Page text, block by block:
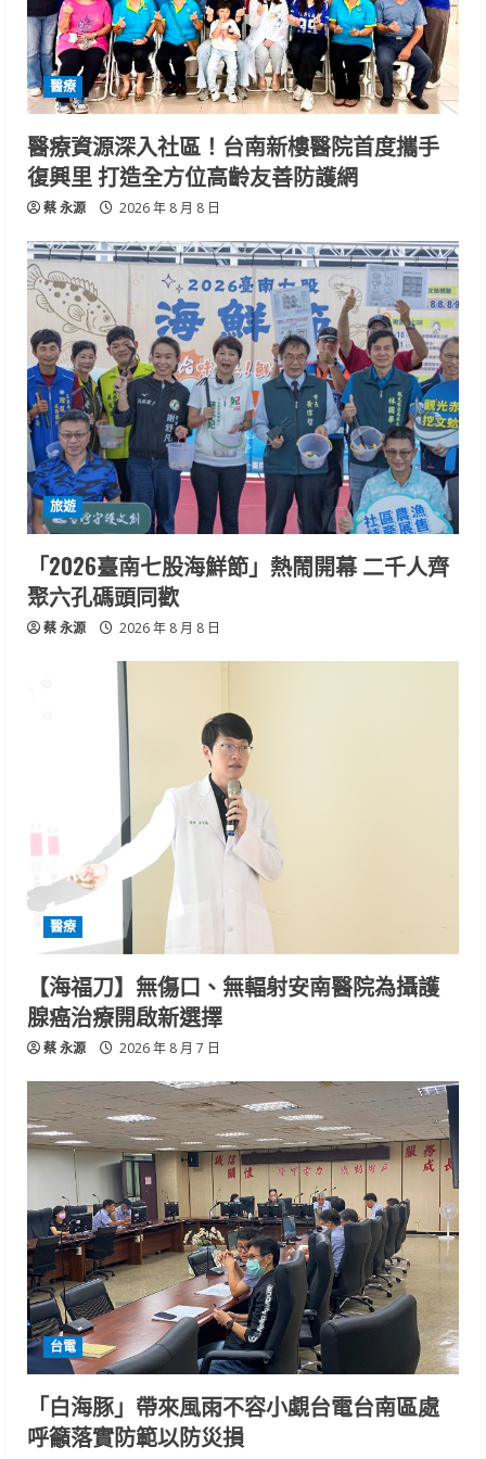
醫療
醫療資源深入社區！台南新樓醫院首度攜手
復興里 打造全方位高齡友善防護網
蔡 永源 2026 年 8 月 8 日
旅遊
「2026臺南七股海鮮節」熱鬧開幕 二千人齊
聚六孔碼頭同歡
蔡 永源 2026 年 8 月 8 日
醫療
【海福刀】無傷口、無輻射安南醫院為攝護
腺癌治療開啟新選擇
蔡 永源 2026 年 8 月 7 日
台電
「白海豚」帶來風雨不容小覷台電台南區處
呼籲落實防範以防災損